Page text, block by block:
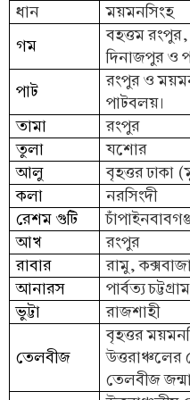
ধান
ময়মনসিংহ
গম
বহত্তম
দিনাজপুর ও
পাট
রংপুর ও
পাটবলয়।
তামা
রংপুর
তুলা
যশোর
আলু
বৃহত্তর ঢাকা
কলা
নরসিংদী
রেশম গুটি
আখ
রংপুর
রাবার
রামু,
আনারস
পার্বত্য
ভুট্টা
রাজশাহী
তেলবীজ
বৃহত্তর
তেলবীজ